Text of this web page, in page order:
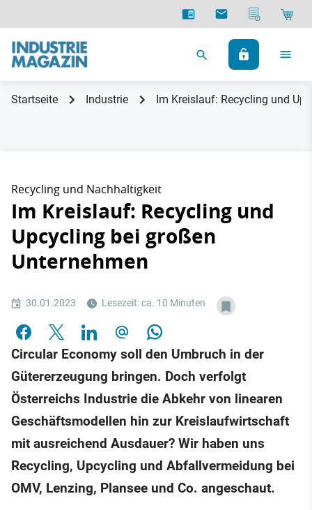
Startseite Industrie Im Kreislauf: Recycling und
Recycling und Nachhaltigkeit
Im Kreislauf: Recycling und
Upcycling bei großen
Unternehmen
30.01.2023 Lesezeit: ca. 10 Minuten
Circular Economy soll den Umbruch in der
Gütererzeugung bringen. Doch verfolgt
Österreichs Industrie die Abkehr von linearen
Geschäftsmodellen hin zur Kreislaufwirtschaft
mit ausreichend Ausdauer? Wir haben uns
Recycling, Upcycling und Abfallvermeidung bei
OMV, Lenzing, Plansee und Co. angeschaut.